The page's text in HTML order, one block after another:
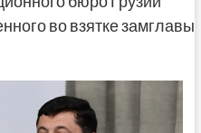
B
во взятке замглавы